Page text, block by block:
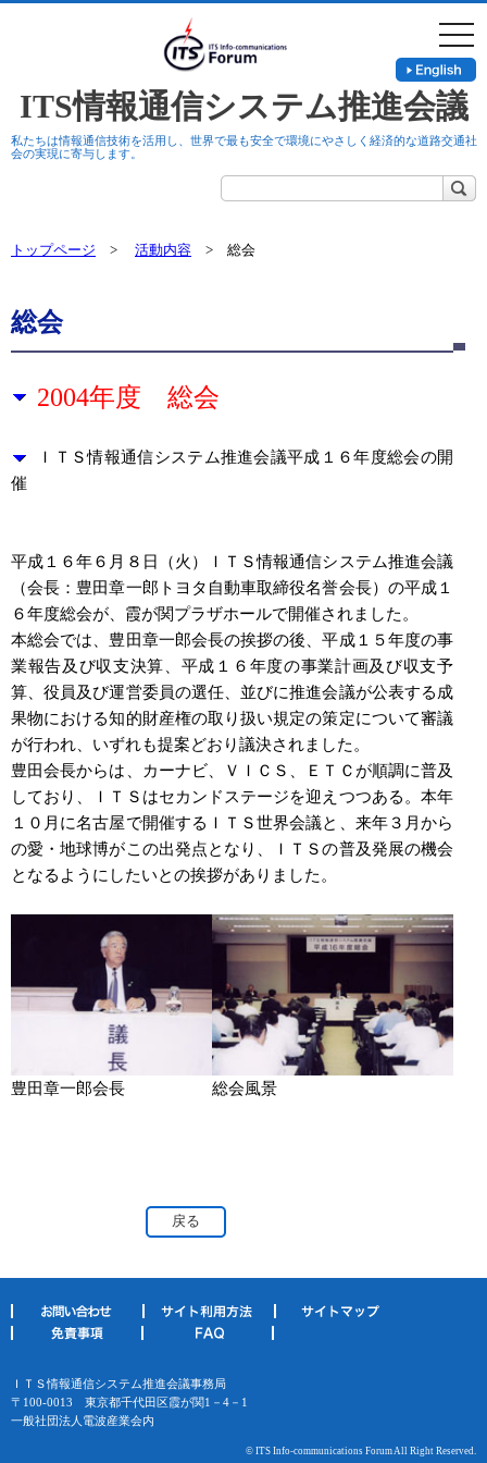
ITS情報通信システム推進会議
私たちは情報通信技術を活用し、世界で最も安全で環境にやさしく経済的な道路交通社
会の実現に寄与します。
トップページ > 活動内容 > 総会
総会
2004年度 総会
ＩＴＳ情報通信システム推進会議平成１６年度総会の開
催
平成１６年６月８日（火）ＩＴＳ情報通信システム推進会議
（会長：豊田章一郎トヨタ自動車取締役名誉会長）の平成１
６年度総会が、霞が関プラザホールで開催されました。
本総会では、豊田章一郎会長の挨拶の後、平成１５年度の事
業報告及び収支決算、平成１６年度の事業計画及び収支予
算、役員及び運営委員の選任、並びに推進会議が公表する成
果物における知的財産権の取り扱い規定の策定について審議
が行われ、いずれも提案どおり議決されました。
豊田会長からは、カーナビ、ＶＩＣＳ、ＥＴＣが順調に普及
しており、ＩＴＳはセカンドステージを迎えつつある。本年
１０月に名古屋で開催するＩＴＳ世界会議と、来年３月から
の愛・地球博がこの出発点となり、ＩＴＳの普及発展の機会
となるようにしたいとの挨拶がありました。
豊田章一郎会長 総会風景
戻る
ＩＴＳ情報通信システム推進会議事務局
〒100-0013 東京都千代田区霞が関1－4－1
一般社団法人電波産業会内
© ITS Info-communications Forum All Right Reserved.